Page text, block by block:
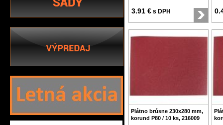
3.91 € s DPH
Plátno brúsne 230x280 mm,
korund P80 / 10 ks, 216009